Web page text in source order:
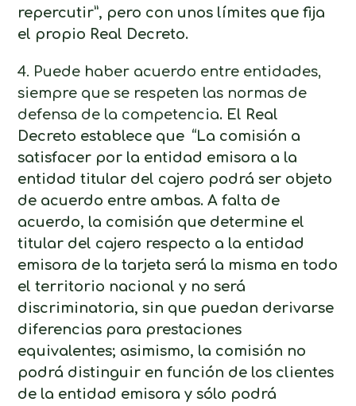
repercutir”, pero con unos límites que fija
el propio Real Decreto.
4. Puede haber acuerdo entre entidades,
siempre que se respeten las normas de
defensa de la competencia. El Real
Decreto establece que “La comisión a
satisfacer por la entidad emisora a la
entidad titular del cajero podrá ser objeto
de acuerdo entre ambas. A falta de
acuerdo, la comisión que determine el
titular del cajero respecto a la entidad
emisora de la tarjeta será la misma en todo
el territorio nacional y no será
discriminatoria, sin que puedan derivarse
diferencias para prestaciones
equivalentes; asimismo, la comisión no
podrá distinguir en función de los clientes
de la entidad emisora y sólo podrá